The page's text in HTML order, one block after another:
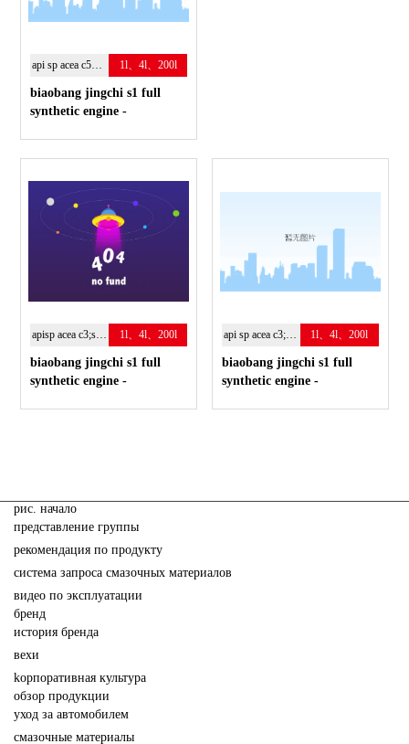
api sp acea c5；0w-20 1l、4l、200l
biaobang jingchi s1 full
synthetic engine -
apisp acea c3;sae:5w-40 1l、4l、200l
biaobang jingchi s1 full
synthetic engine -
api sp acea c3; 5w-30 1l、4l、200l
biaobang jingchi s1 full
synthetic engine -
pис. начало
представление группы
рекомендация по продукту
система запроса смазочных материалов
видео по эксплуатации
бренд
история бренда
вехи
kорпоративная культура
обзор продукции
yход за автомобилем
cмазочные материалы